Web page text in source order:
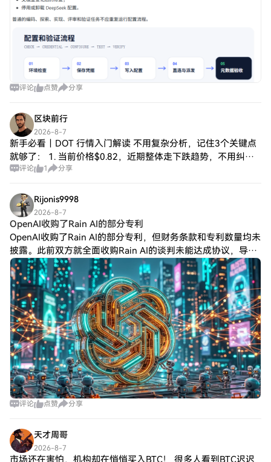
评论 点赞 分享
区块前行
2026-8-7
新手必看｜DOT 行情入门解读 不用复杂分析，记住3个关键点
就够了： 1. 当前价格$0.82，近期整体走下跌趋势，不用纠结
短期小波动； 2. 支撑位$0.81是安全低吸参考，跌破后及时止
评论 1 分享
Rijonis9998
2026-8-7
OpenAI收购了Rain AI的部分专利
OpenAI收购了Rain AI的部分专利，但财务条款和专利数量均未
披露。此前双方就全面收购Rain AI的谈判未能达成协议，导致
Rain AI濒临倒闭。Rain AI致力于开发用于人工智能工作负载的
评论 点赞 分享
天才周哥
2026-8-7
市场还在害怕，机构却在悄悄买入BTC！ 很多人看到BTC迟迟